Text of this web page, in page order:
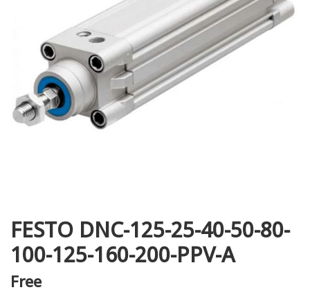
FESTO DNC-125-25-40-50-80-
100-125-160-200-PPV-A
Free